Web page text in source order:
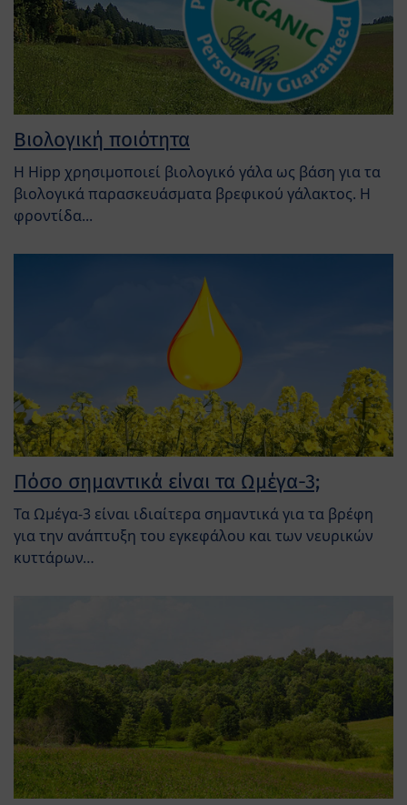
Βιολογική ποιότητα
Η Hipp χρησιμοποιεί βιολογικό γάλα ως βάση για τα
βιολογικά παρασκευάσματα βρεφικού γάλακτος. Η
φροντίδα...
Πόσο σημαντικά είναι τα Ωμέγα-3;
Τα Ωμέγα-3 είναι ιδιαίτερα σημαντικά για τα βρέφη
για την ανάπτυξη του εγκεφάλου και των νευρικών
κυττάρων…